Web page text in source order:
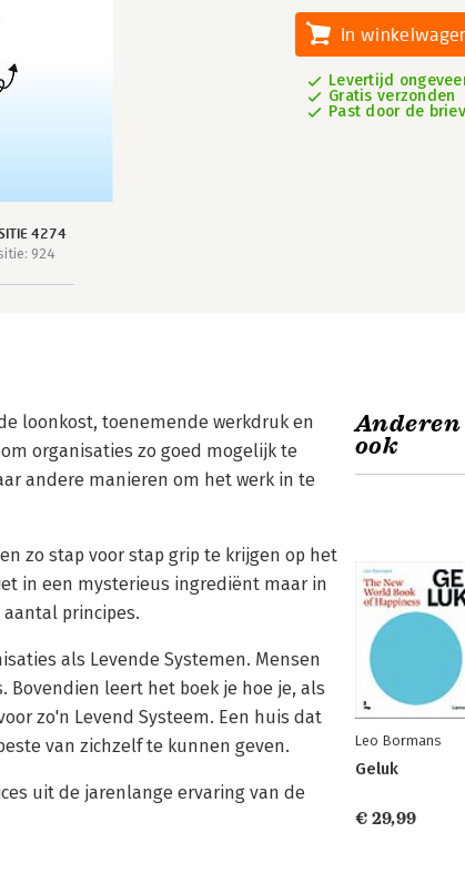
4274
924
In
Levertijd
Gratis verzonden
Past door de
loonkost, toenemende werkdruk en
organisaties zo goed mogelijk te
andere manieren om het werk in te
zo stap voor stap grip te krijgen op het
in een mysterieus ingrediënt maar in
principes.
als Levende Systemen. Mensen
leert het boek je hoe je, als
zo'n Levend Systeem. Een huis dat
van zichzelf te kunnen geven.
uit de jarenlange ervaring van de
Anderen
ook
Leo Bormans
Geluk
€ 29,99